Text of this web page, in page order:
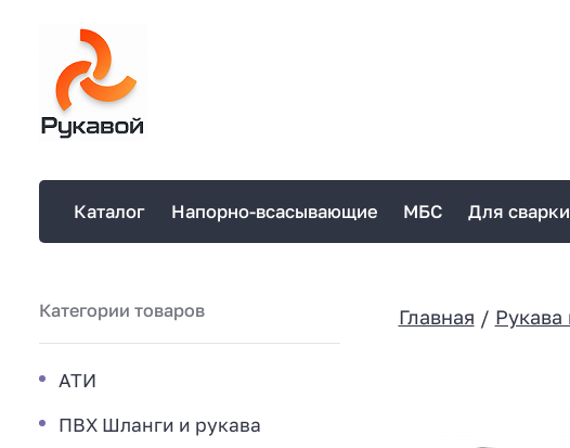
Каталог Напорно-всасывающие МБС Для сварки
Главная /
Категории товаров
АТИ
ПВХ Шланги и рукава